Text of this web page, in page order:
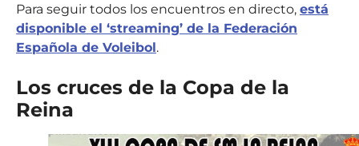
Para seguir todos los encuentros en directo, está
disponible el ‘streaming’ de la Federación
Española de Voleibol.
Los cruces de la Copa de la
Reina